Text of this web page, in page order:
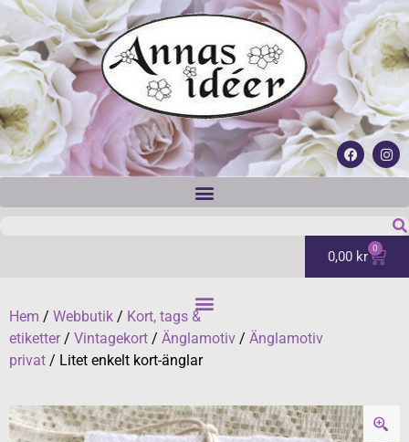
0,00 kr 0
Hem / Webbutik / Kort, tags &
etiketter/ Vintagekort / Änglamotiv / Änglamotiv
privat / Litet enkelt kort-änglar